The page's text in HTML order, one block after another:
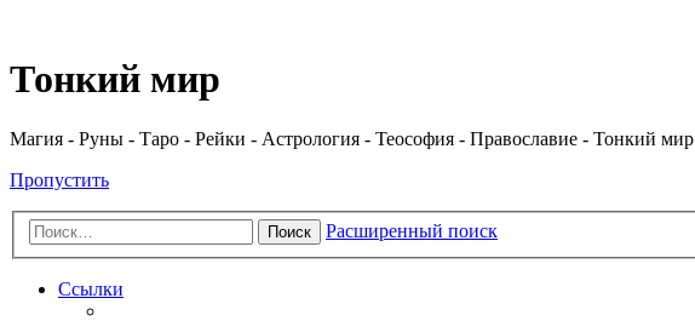
Тонкий мир
Магия - Руны - Таро - Рейки - Астрология - Теософия - Православие - Тонкий мир
Пропустить
Поиск Расширенный поиск
Ссылки